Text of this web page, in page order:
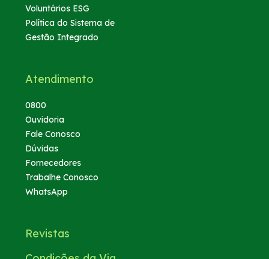
Voluntários ESG
Política do Sistema de
Gestão Integrado
Atendimento
0800
Ouvidoria
Fale Conosco
Dúvidas
Fornecedores
Trabalhe Conosco
WhatsApp
Revistas